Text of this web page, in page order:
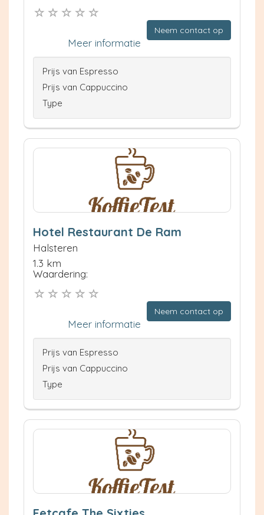
Neem contact op
Meer informatie
Prijs van Espresso
Prijs van Cappuccino
Type
Hotel Restaurant De Ram
Halsteren
1.3 km
Waardering:
Neem contact op
Meer informatie
Prijs van Espresso
Prijs van Cappuccino
Type